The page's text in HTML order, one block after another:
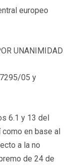
europeo
UNANIMIDAD
05 y
6.1 y 13 del
como en base al
a la no
de 24 de